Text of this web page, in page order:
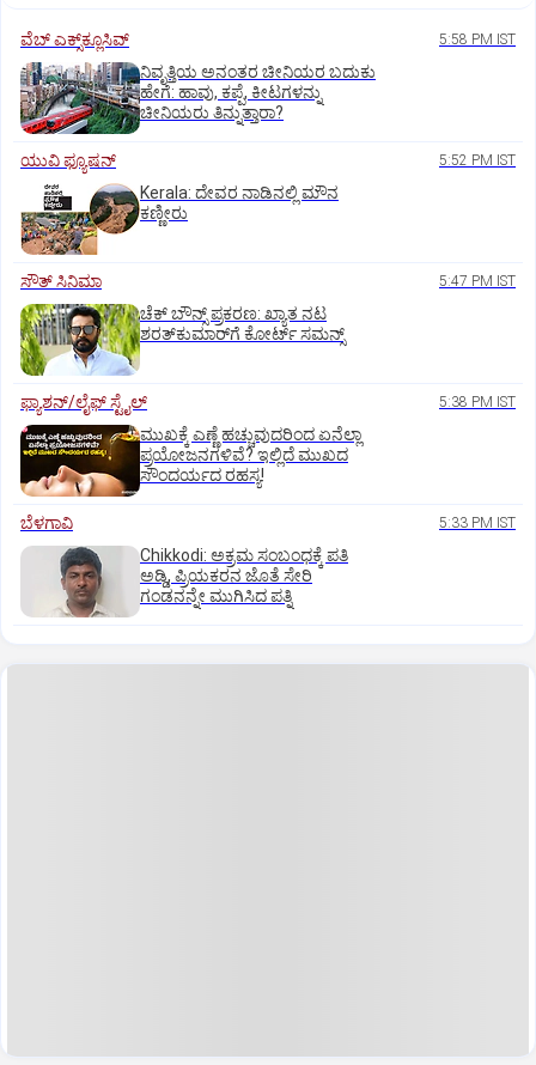
ವೆಬ್ ಎಕ್ಸ್‌ಕ್ಲೂಸಿವ್ 5:58 PM IST
ನಿವೃತ್ತಿಯ ಅನಂತರ ಚೀನಿಯರ ಬದುಕು
ಹೇಗೆ: ಹಾವು, ಕಪ್ಪೆ, ಕೀಟಗಳನ್ನು
ಚೀನಿಯರು ತಿನ್ನುತ್ತಾರಾ?
ಯುವಿ ಫ್ಯೂಷನ್ 5:52 PM IST
Kerala: ದೇವರ ನಾಡಿನಲ್ಲಿ ಮೌನ
ಕಣ್ಣೀರು
ಸೌತ್‌ ಸಿನಿಮಾ 5:47 PM IST
ಚೆಕ್ ಬೌನ್ಸ್ ಪ್ರಕರಣ: ಖ್ಯಾತ ನಟ
ಶರತ್‌ಕುಮಾರ್‌ಗೆ ಕೋರ್ಟ್ ಸಮನ್ಸ್
ಫ್ಯಾಶನ್/ಲೈಫ್‌ ಸ್ಟೈಲ್ 5:38 PM IST
ಮುಖಕ್ಕೆ ಎಣ್ಣೆ ಹಚ್ಚುವುದರಿಂದ ಏನೆಲ್ಲಾ
ಪ್ರಯೋಜನಗಳಿವೆ? ಇಲ್ಲಿದೆ ಮುಖದ
ಸೌಂದರ್ಯದ ರಹಸ್ಯ!
ಬೆಳಗಾವಿ 5:33 PM IST
Chikkodi: ಅಕ್ರಮ ಸಂಬಂಧಕ್ಕೆ ಪತಿ
ಅಡ್ಡಿ, ಪ್ರಿಯಕರನ ಜೊತೆ ಸೇರಿ
ಗಂಡನನ್ನೇ ಮುಗಿಸಿದ ಪತ್ನಿ